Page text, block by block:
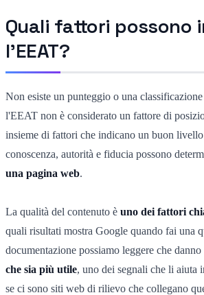
Quali fattori possono
l'EEAT?
Non esiste un punteggio o una
l'EEAT non è considerato un fattore di
insieme di fattori che indicano un buon livello
conoscenza, autorità e fiducia possono
una pagina web.
La qualità del contenuto è uno dei fattori
quali risultati mostra Google quando fai una
documentazione possiamo leggere che
che sia più utile, uno dei segnali che li aiuta
se ci sono siti web di rilievo che collegano